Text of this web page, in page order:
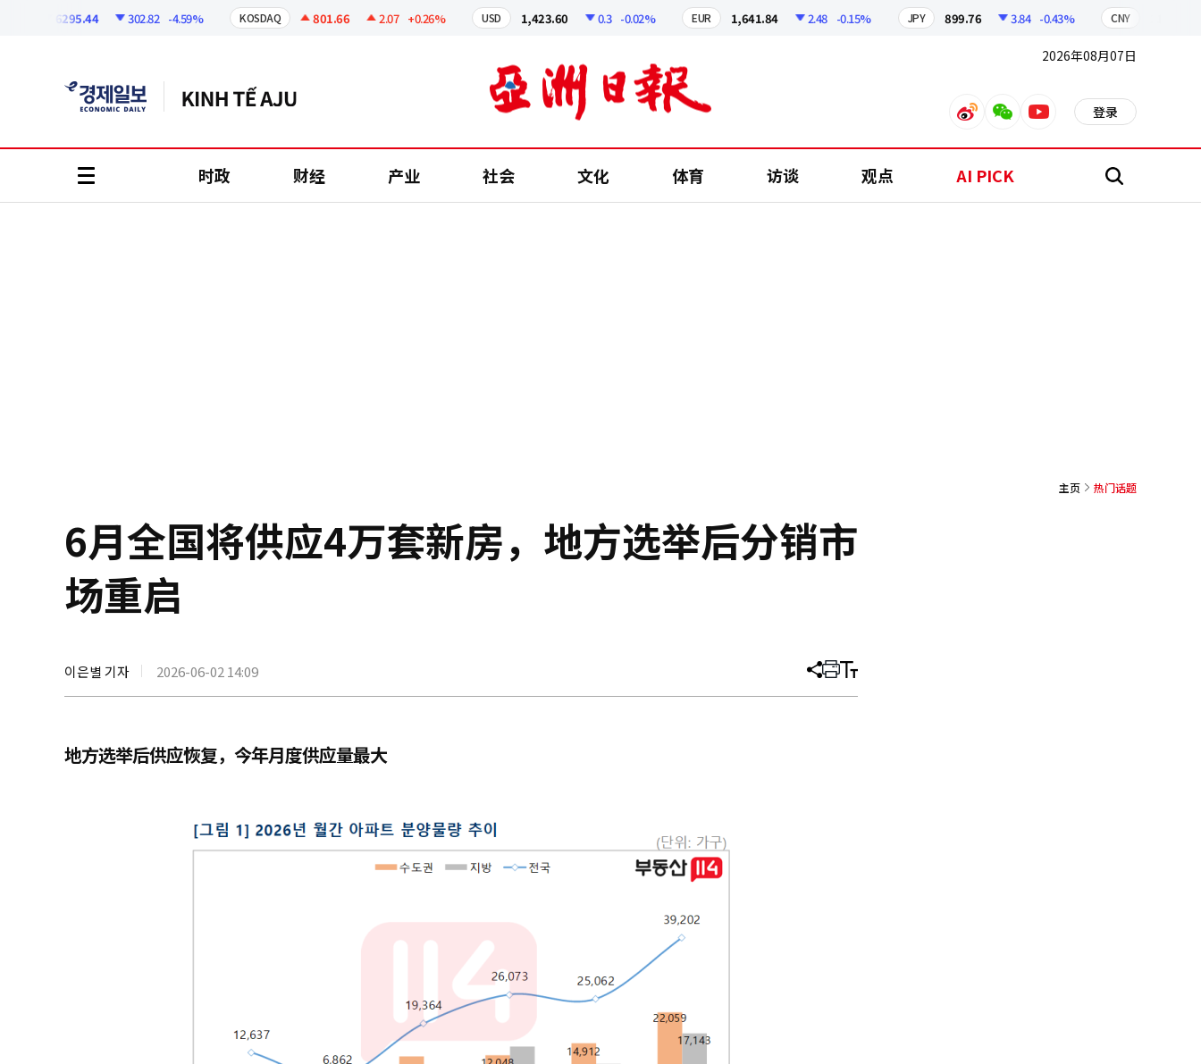
6295.44 302.82 -4.59% KOSDAQ 801.66 2.07 +0.26% USD 1,423.60 0.3 -0.02% EUR 1,641.84 2.48 -0.15% JPY 899.76 3.84 -0.43% CNY 210.96
2026年08月07日
weiboweixinyoutube 登录
时政 财经 产业 社会 文化 体育 访谈 观点 AI PICK 搜
主页 热门话题
6月全国将供应4万套新房，地方选举后分销市
场重启
이은별 기자 2026-06-02 14:09 分
文
打 调
大
地方选举后供应恢复，今年月度供应量最大